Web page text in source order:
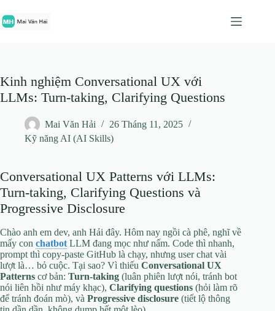
đến
phần
Kinh nghiệm Conversational UX với
LLMs: Turn-taking, Clarifying Questions
Mai Văn Hải
26 Tháng 11, 2025
Kỹ năng AI (AI Skills)
Conversational UX Patterns với LLMs:
Turn-taking, Clarifying Questions và
Progressive Disclosure
Chào anh em dev, anh Hải đây. Hôm nay ngồi cà phê, nghĩ về
mấy con chatbot LLM đang mọc như nấm. Code thì nhanh,
prompt thì copy-paste GitHub là chạy, nhưng user chat vài
lượt là… bỏ cuộc. Tại sao? Vì thiếu Conversational UX
Patterns cơ bản: Turn-taking (luân phiên lượt nói, tránh bot
nói liên hồi như máy khạc), Clarifying questions (hỏi làm rõ
để tránh đoán mò), và Progressive disclosure (tiết lộ thông